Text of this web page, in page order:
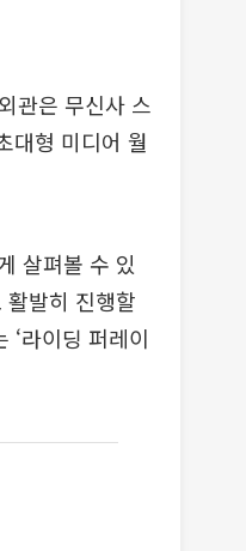
관은 무신사 스
대형 미디어 월
살펴볼 수 있
발히 진행할
‘라이딩 퍼레이